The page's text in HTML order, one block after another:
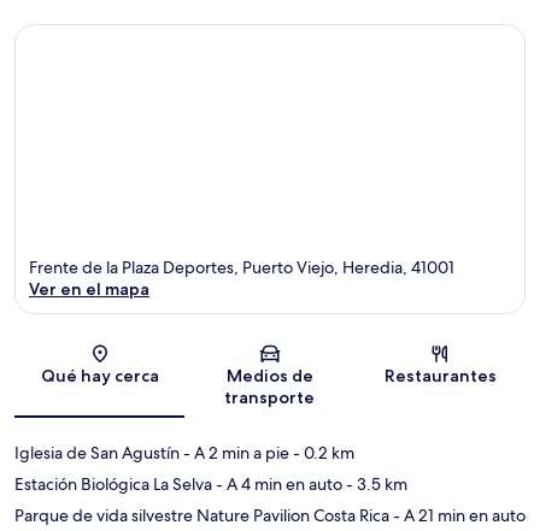
Sección del mapa
Frente de la Plaza Deportes, Puerto Viejo, Heredia, 41001
Ver en el mapa
Qué hay cerca
Medios de
transporte
Restaurantes
Iglesia de San Agustín- A 2 min a pie- 0.2 km
Estación Biológica La Selva- A 4 min en auto- 3.5 km
Parque de vida silvestre Nature Pavilion Costa Rica- A 21 min en auto